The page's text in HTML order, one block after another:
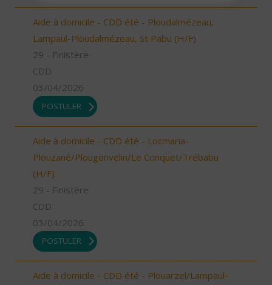
Aide à domicile - CDD été - Ploudalmézeau,
Lampaul-Ploudalmézeau, St Pabu (H/F)
29 - Finistère
CDD
03/04/2026
POSTULER
Aide à domicile - CDD été - Locmaria-
Plouzané/Plougonvelin/Le Conquet/Trébabu
(H/F)
29 - Finistère
CDD
03/04/2026
POSTULER
Aide à domicile - CDD été - Plouarzel/Lampaul-